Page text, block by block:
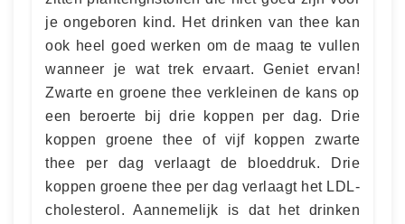
je ongeboren kind. Het drinken van thee kan
ook heel goed werken om de maag te vullen
wanneer je wat trek ervaart. Geniet ervan!
Zwarte en groene thee verkleinen de kans op
een beroerte bij drie koppen per dag. Drie
koppen groene thee of vijf koppen zwarte
thee per dag verlaagt de bloeddruk. Drie
koppen groene thee per dag verlaagt het LDL-
cholesterol. Aannemelijk is dat het drinken